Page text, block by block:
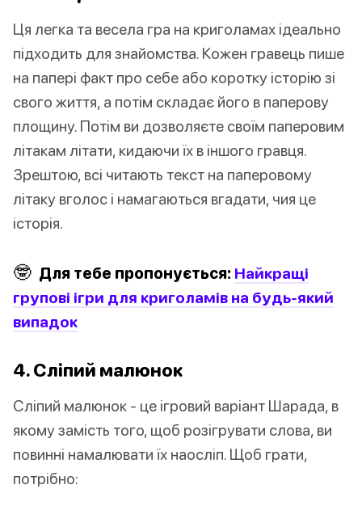
Ця легка та весела гра на криголамах ідеально
підходить для знайомства. Кожен гравець пише
на папері факт про себе або коротку історію зі
свого життя, а потім складає його в паперову
площину. Потім ви дозволяєте своїм паперовим
літакам літати, кидаючи їх в іншого гравця.
Зрештою, всі читають текст на паперовому
літаку вголос і намагаються вгадати, чия це
історія.
🤓 Для тебе пропонується: Найкращі
групові ігри для криголамів на будь-який
випадок
4. Сліпий малюнок
Сліпий малюнок - це ігровий варіант Шарада, в
якому замість того, щоб розігрувати слова, ви
повинні намалювати їх наосліп. Щоб грати,
потрібно: